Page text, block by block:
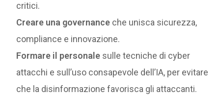
critici.
Creare una governance che unisca sicurezza,
compliance e innovazione.
Formare il personale sulle tecniche di cyber
attacchi e sull’uso consapevole dell’IA, per evitare
che la disinformazione favorisca gli attaccanti.